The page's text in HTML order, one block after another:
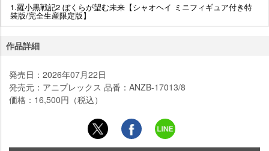
1.羅小黒戦記2 ぼくらが望む未来【シャオヘイ ミニフィギュア付き特
装版/完全生産限定版】
作品詳細
発売日：2026年07月22日
発売元：アニプレックス 品番：ANZB-17013/8
価格：16,500円（税込）